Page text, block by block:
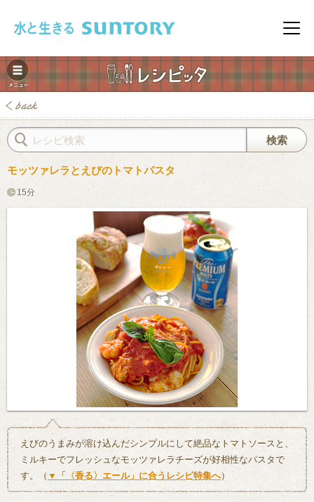
メニ
レシピ
モッツァレラとえびのトマトパスタ
15分
えびのうまみが溶け込んだシンプルにして絶品なトマトソースと、
ミルキーでフレッシュなモッツァレラチーズが好相性なパスタで
す。（ ▼「〈香る〉エール」に合うレシピ特集へ）